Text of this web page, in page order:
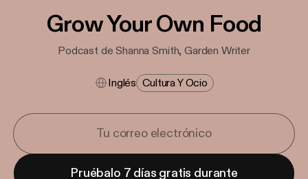
Grow Your Own Food
Podcast de Shanna Smith, Garden Writer
Inglés Cultura Y Ocio
Pruébalo 7 días gratis durante